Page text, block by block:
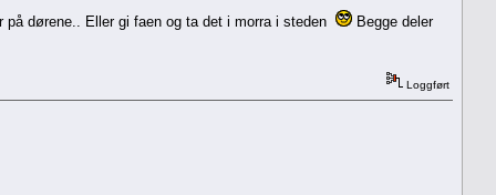
dørene.. Eller gi faen og ta det i morra i steden
Begge deler
Loggført